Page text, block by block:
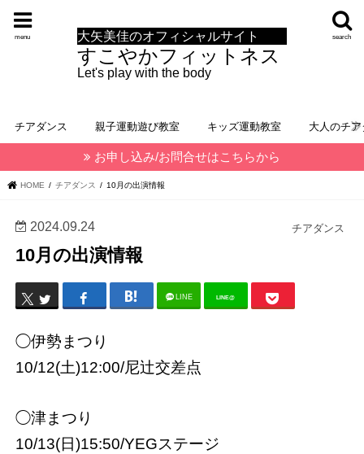
大矢美佳のオフィシャルサイト
すこやかフィットネス
Let's play with the body
search
menu
チアダンス 親子運動遊び教室 キッズ運動教室 大人のチ
お申し込み/お問合せはこちらから
HOME チアダンス 10月の出演情報
チアダンス
2024.09.24
10月の出演情報
LINE LINE@
◯伊勢まつり
10/12(土)12:00/尼辻交差点
◯津まつり
10/13(日)15:50/YEGステージ